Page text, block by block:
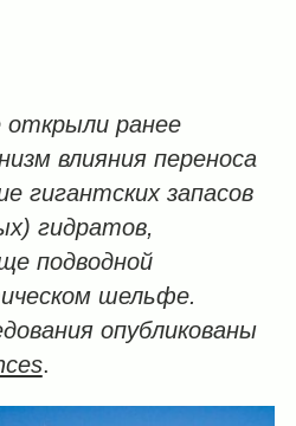
открыли ранее
влияния переноса
гигантских запасов
гидратов,
подводной
шельфе.
опубликованы
.